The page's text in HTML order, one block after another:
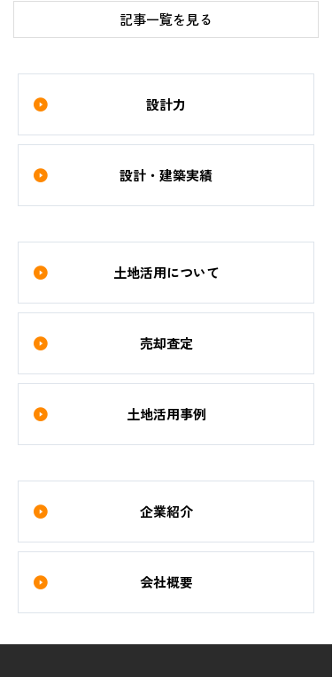
記事一覧を見る
設計力
設計・建築実績
土地活用について
売却査定
土地活用事例
企業紹介
会社概要